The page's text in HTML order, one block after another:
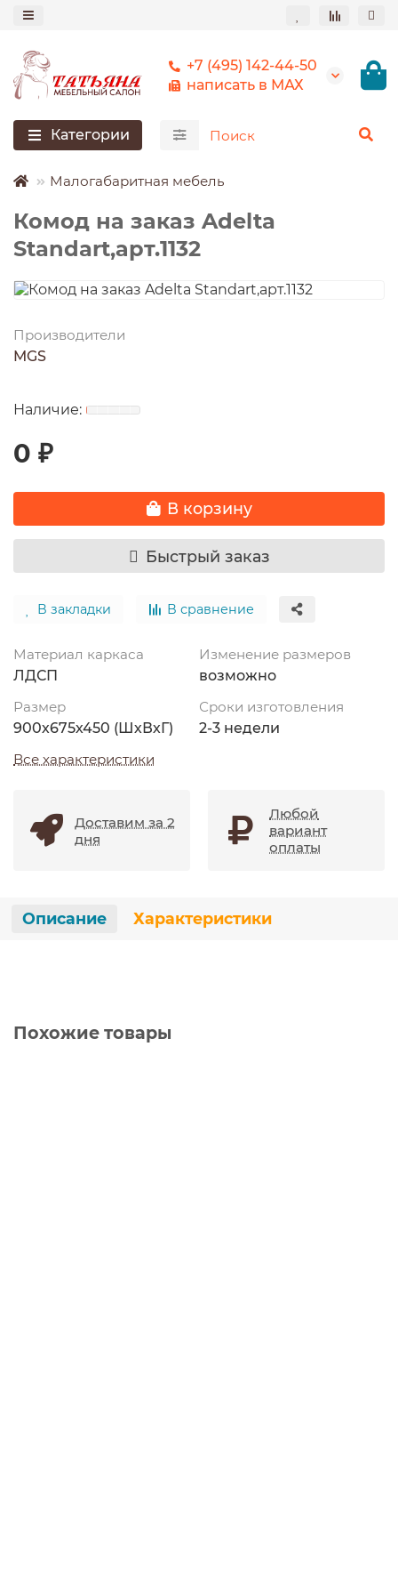
+7 (495) 142-44-50
написать в МАХ
Категории
Малогабаритная мебель
Комод на заказ Adelta
Standart,арт.1132
Производители
MGS
0 ₽
В корзину
Быстрый заказ
В закладки В сравнение
Материал каркаса
ЛДСП
Изменение размеров
возможно
Размер
900х675х450 (ШхВхГ)
Сроки изготовления
2-3 недели
Все характеристики
Доставим за 2
дня
Любой
вариант
оплаты
Описание Характеристики
Похожие товары